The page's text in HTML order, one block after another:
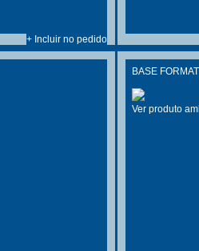
+ Incluir no pedido
BASE
Ver produto